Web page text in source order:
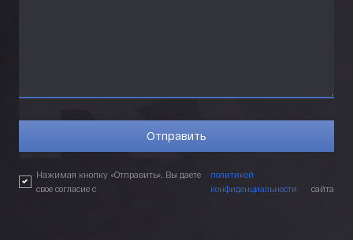
Нажимая кнопку «Отправить», Вы даете
свое согласие с
политикой
конфиденциальности
сайта